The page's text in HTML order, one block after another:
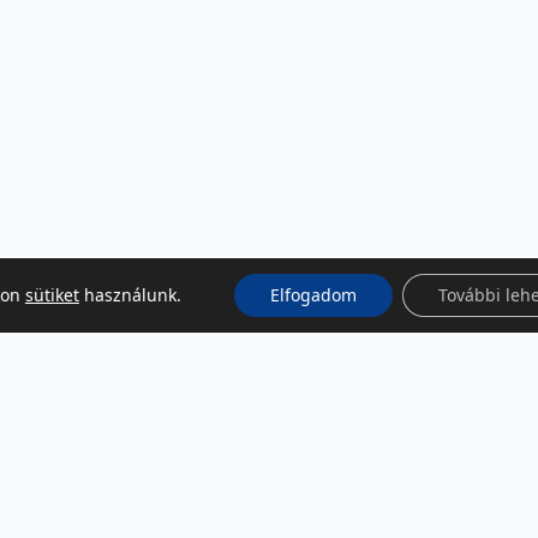
sütikethasználunk. Elfogadom További